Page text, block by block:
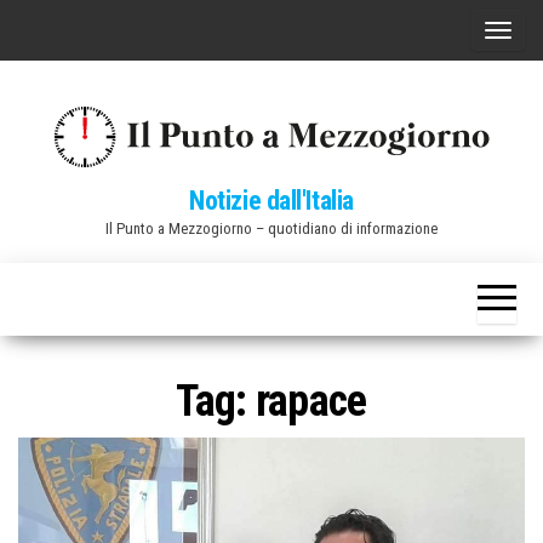
C
a
v
a
Notizie dall'Italia
Il Punto a Mezzogiorno – quotidiano di informazione
Tag: rapace